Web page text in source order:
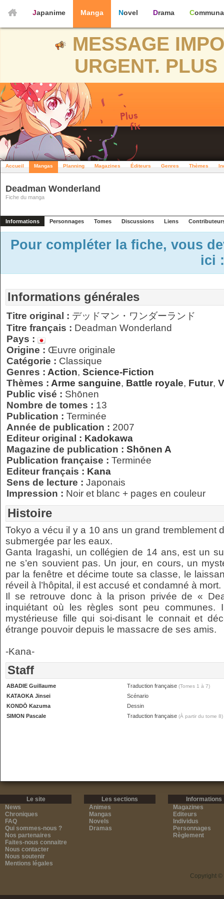
Japanime Manga Novel Drama
MESSAGE
URGENT.
Accueil Mangas Planning Magazines Éditeurs Genres Thèmes
Deadman Wonderland
Fiche du manga
Informations Personnages Tomes Discussions Liens
Pour compléter la fiche, vous
ici
Informations générales
Titre original : デッドマン・ワンダーランド
Titre français : Deadman Wonderland
Pays :
Origine : Œuvre originale
Catégorie : Classique
Genres : Action, Science-Fiction
Thèmes : Arme sanguine, Battle royale, Futur,
Public visé : Shōnen
Nombre de tomes : 13
Publication : Terminée
Année de publication : 2007
Editeur original : Kadokawa
Magazine de publication : Shōnen A
Publication française : Terminée
Editeur français : Kana
Sens de lecture : Japonais
Impression : Noir et blanc + pages en couleur
Histoire
Tokyo a vécu il y a 10 ans un grand tremblement
submergée par les eaux.
Ganta Iragashi, un collégien de 14 ans, est un
ne s’en souvient pas. Un jour, en cours, un
par la fenêtre et décime toute sa classe, le
réveil à l’hôpital, il est accusé et condamné à mort.
Il se retrouve donc à la prison privée de «
inquiétant où les règles sont peu communes.
mystérieuse fille qui soi-disant le connait et
étrange pouvoir depuis le massacre de ses amis.
-Kana-
Staff
ABADIE Guillaume Traduction française (Tomes 1 à 7)
KATAOKA Jinsei
Scénario
KONDŌ Kazuma
Dessin
SIMON Pascale
Traduction française (À partir du tome 8)
Le site
News
Chroniques
FAQ
Qui sommes-nous ?
Nos partenaires
Faites-nous connaitre
Nous contacter
Nous soutenir
Mentions légales
Les sections
Animes
Mangas
Novels
Dramas
Informations
Magazines
Editeurs
Individus
Personnages
Règlement
Copyright ©